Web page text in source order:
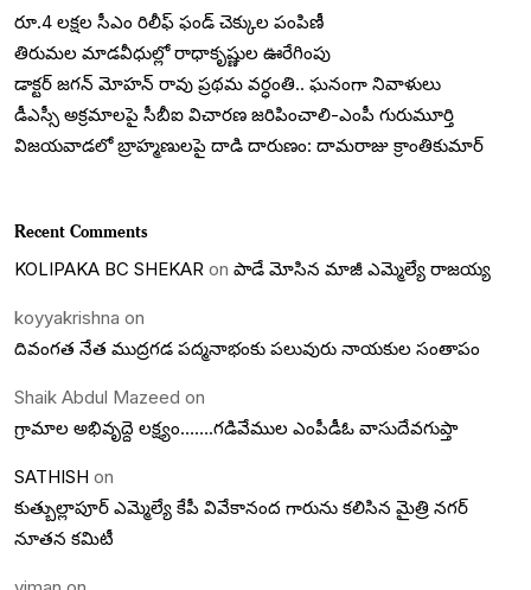
రూ.4 లక్షల సీఎం రిలీఫ్ ఫండ్ చెక్కుల పంపిణీ
తిరుమల మాడవీధుల్లో రాధాకృష్ణుల ఊరేగింపు
డాక్టర్ జగన్ మోహన్ రావు ప్రథమ వర్ధంతి.. ఘనంగా నివాళులు
డీఎస్సీ అక్రమాలపై సీబీఐ విచారణ జరిపించాలి-ఎంపీ గురుమూర్తి
విజయవాడలో బ్రాహ్మణులపై దాడి దారుణం: దామరాజు క్రాంతికుమార్
Recent Comments
KOLIPAKA BC SHEKAR on పాడే మోసిన మాజీ ఎమ్మెల్యే రాజయ్య
koyyakrishna on
దివంగత నేత ముద్రగడ పద్మనాభంకు పలువురు నాయకుల సంతాపం
Shaik Abdul Mazeed on
గ్రామాల అభివృద్దె లక్ష్యం…….గడివేముల ఎంపీడీఓ వాసుదేవగుప్తా
SATHISH on
కుత్బుల్లాపూర్ ఎమ్మెల్యే కేపీ వివేకానంద గారును కలిసిన మైత్రి నగర్
నూతన కమిటీ